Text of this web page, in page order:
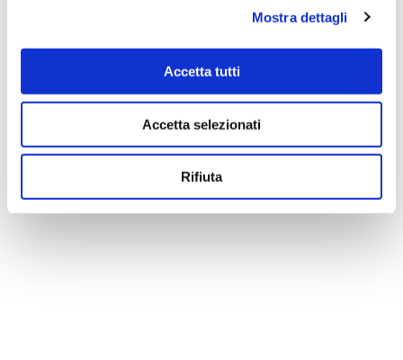
Mostra dettagli
Accetta tutti
Accetta selezionati
Rifiuta